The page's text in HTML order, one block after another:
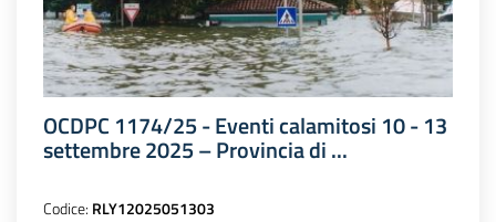
OCDPC 1174/25 - Eventi calamitosi 10 - 13
settembre 2025 – Provincia di ...
Codice: RLY12025051303